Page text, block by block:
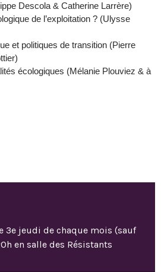
Descola & Catherine Larrère)
de l’exploitation ? (Ulysse
et politiques de transition (Pierre
écologiques (Mélanie Plouviez & à
3e jeudi de chaque mois (sauf
en salle des Résistants